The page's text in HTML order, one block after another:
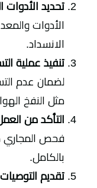
تحديد الأدوات
الأدوات
الانسداد.
تنفيذ عملية
لضمان عدم
مثل النفخ
التأكد من
فحص المجاري
بالكامل.
تقديم التوصيات